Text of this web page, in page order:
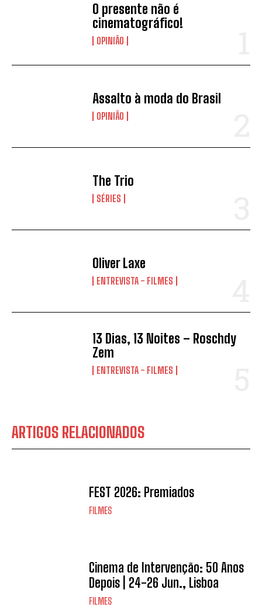
O presente não é
cinematográfico!
OPINIÃO
Assalto à moda do Brasil
OPINIÃO
The Trio
SÉRIES
Oliver Laxe
ENTREVISTA - FILMES
13 Dias, 13 Noites – Roschdy
Zem
ENTREVISTA - FILMES
ARTIGOS RELACIONADOS
FEST 2026: Premiados
FILMES
Cinema de Intervenção: 50 Anos
Depois | 24-26 Jun., Lisboa
FILMES